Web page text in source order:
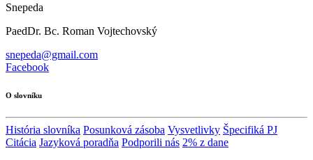
Snepeda
PaedDr. Bc. Roman Vojtechovský
snepeda@gmail.com
Facebook
O slovníku
História slovníka Posunková zásoba Vysvetlivky Špecifiká PJ
Citácia Jazyková poradňa Podporili nás 2% z dane